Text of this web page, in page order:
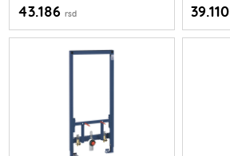
43.186rsd 39.110